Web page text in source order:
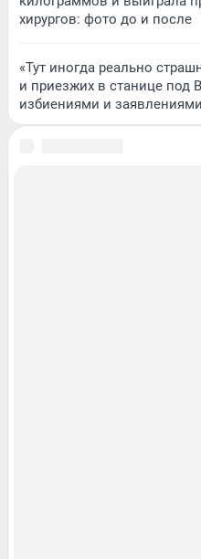
хирургов: фото до и после
«Тут иногда реально
и приезжих в станице под
избиениями и